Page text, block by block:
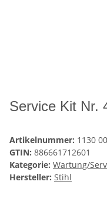
Service Kit Nr.
Artikelnummer: 1130
GTIN: 886661712601
Kategorie: Wartung/
Hersteller: Stihl